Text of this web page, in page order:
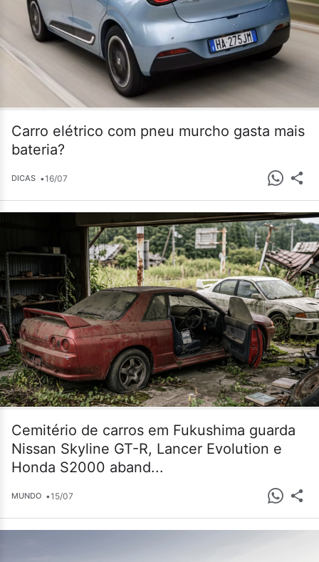
Carro elétrico com pneu murcho gasta mais
bateria?
DICAS •16/07
Cemitério de carros em Fukushima guarda
Nissan Skyline GT-R, Lancer Evolution e
Honda S2000 aband...
MUNDO •15/07